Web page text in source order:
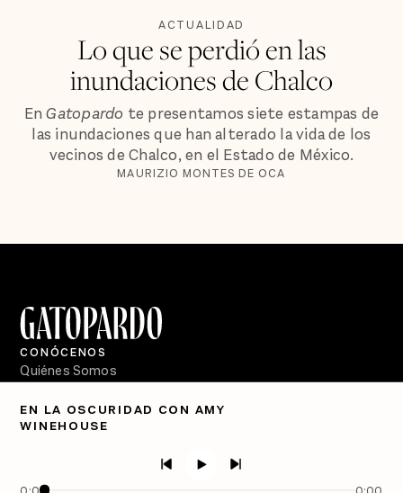
ACTUALIDAD
Lo que se perdió en las
inundaciones de Chalco
EnGatopardo te presentamos siete estampas de
las inundaciones que han alterado la vida de los
vecinos de Chalco, en el Estado de México.
MAURIZIO MONTES DE OCA
EN LA OSCURIDAD CON AMY
WINEHOUSE
CONÓCENOS
Quiénes Somos
PÓDCASTS